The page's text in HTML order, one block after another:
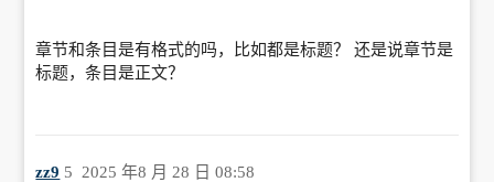
章节和条目是有格式的吗，比如都是标题？ 还是说章节是
标题，条目是正文？
zz9 2025 年8 月 28 日 08:58
5